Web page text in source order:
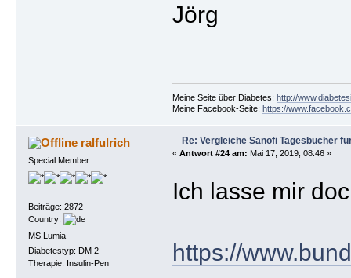
Jörg
Meine Seite über Diabetes: http://
Meine Facebook-Seite: https://
ralfulrich
Special Member
Beiträge: 2872
Country:
MS Lumia
Diabetestyp: DM 2
Therapie: Insulin-Pen
Re: Vergleiche Sanofi Tagesbücher
« Antwort #24 am: Mai 17, 2019, 08:46 »
Ich lasse mir
https://